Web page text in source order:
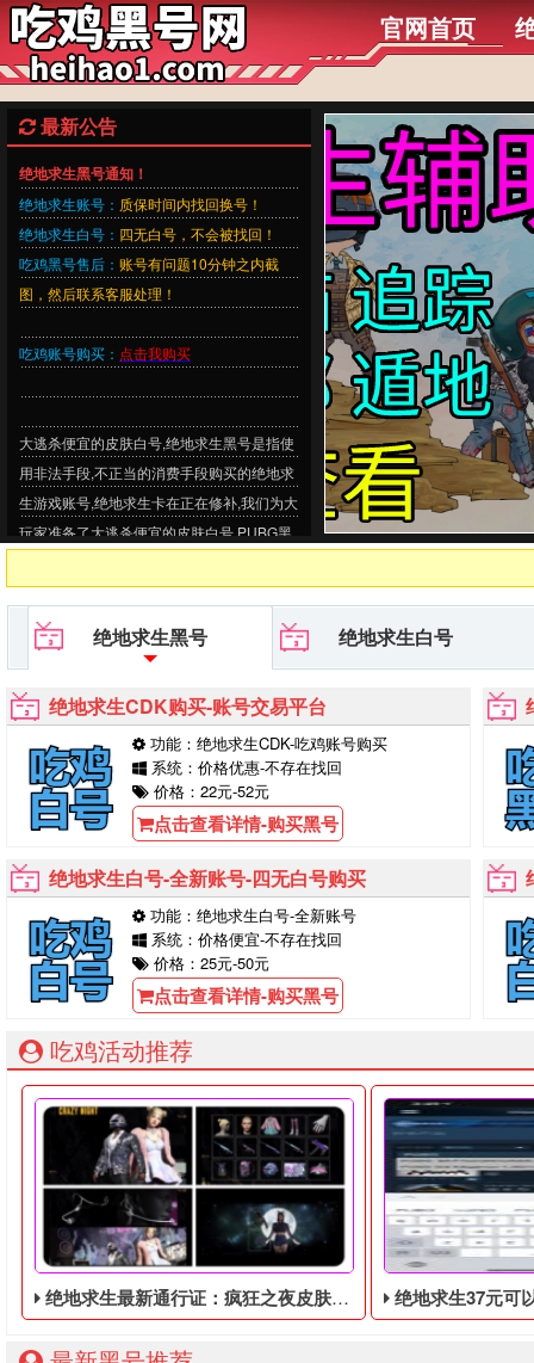
官网首页
最新公告
绝地求生黑号通知！
绝地求生账号： 质保时间内找回换号！
绝地求生白号： 四无白号，不会被找回！
吃鸡黑号售后： 账号有问题10分钟之内截
图，然后联系客服处理！
吃鸡账号购买： 点击我购买
大逃杀便宜的皮肤白号,绝地求生黑号是指使
用非法手段,不正当的消费手段购买的绝地求
生游戏账号,绝地求生卡在正在修补,我们为大
玩家准备了大逃杀便宜的皮肤白号,PUBG黑
绝地求生黑号 绝地求生白号
绝地求生CDK购买-账号交易平台
功能：绝地求生CDK-吃鸡账号购买
系统：价格优惠-不存在找回
价格：22元-52元
点击查看详情-购买黑号
绝地求生白号-全新账号-四无白号购买
功能：绝地求生白号-全新账号
系统：价格便宜-不存在找回
价格：25元-50元
点击查看详情-购买黑号
吃鸡活动推荐
绝地求生最新通行证：疯狂之夜皮肤暴露！将于9月8日推出！ 绝地求生37元可以购买平